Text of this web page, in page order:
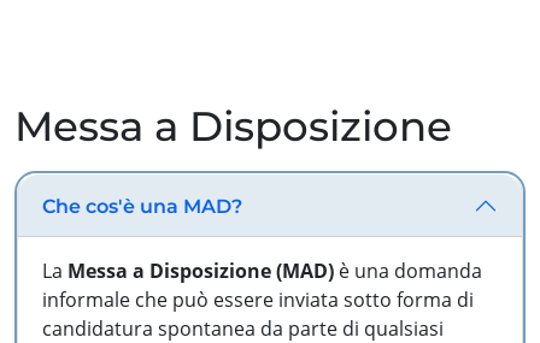
Messa a Disposizione
Che cos'è una MAD?
La Messa a Disposizione (MAD) è una domanda
informale che può essere inviata sotto forma di
candidatura spontanea da parte di qualsiasi